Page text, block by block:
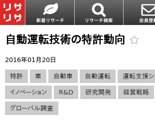
自動運転技術の特許動向
2016年01月20日
特許 車 自動車 自動運転 運転支援シ
イノベーション R&D 研究開発 経営戦略
グローバル調査